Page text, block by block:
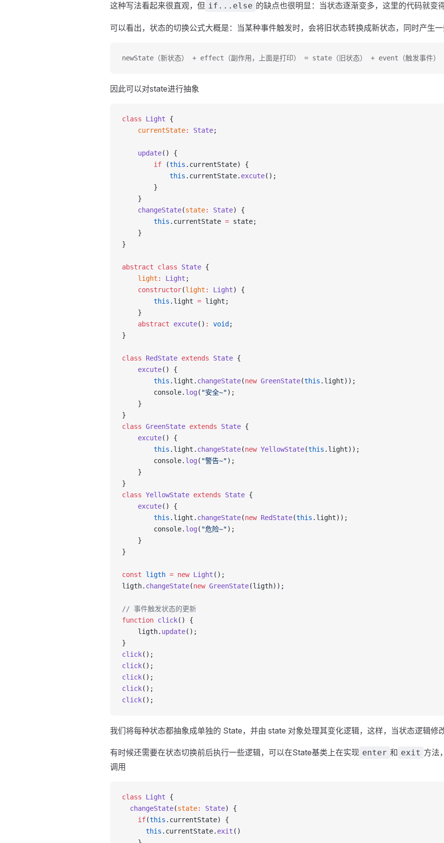
这种写法看起来很直观，但 if...else 的缺点也很明显：当状态逐渐变多，这里的代码就变
可以看出，状态的切换公式大概是：当某种事件触发时，会将旧状态转换成新状态，同时产生一
newState（新状态） + effect（副作用，上面是打印） = state（旧状态） + event（触发事件）
因此可以对state进行抽象
class Light {
    currentState
: State;
    update
() {
        if
(this .currentState) {
            this
.currentState. excute();
        }
    }
    changeState
(state: State) {
        this
.currentState = state;
    }
}
abstract class State {
    light
: Light ;
    constructor
(light : Light) {
        this
.light = light;
    }
    abstract
excute() : void ;
}
class RedState extends State {
    excute
() {
        this
.light. changeState(new GreenState(this .light));
        console.
log ( "安全~");
    }
}
class GreenState extends State {
    excute
() {
        this
.light. changeState(new YellowState(this .light));
        console.
log ( "警告~");
    }
}
class YellowState extends State {
    excute
() {
        this
.light. changeState(new RedState(this .light));
        console.
log ( "危险~");
    }
}
const ligth = new Light ();
ligth. changeState(new GreenState(ligth));
// 事件触发状态的更新
function click() {
    ligth.
update();
}
click();
click();
click();
click();
click();
我们将每种状态都抽象成单独的 State，并由 state 对象处理其变化逻辑，这样，当状态逻辑修
有时候还需要在状态切换前后执行一些逻辑，可以在State基类上在实现 enter 和 exit 方法
调用
class Light {
  changeState
(state: State) {
    if
(this .currentState) {
      this
.currentState. exit ()